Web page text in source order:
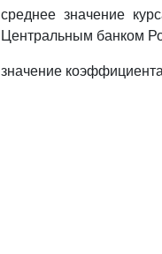
среднее значение
Центральным банком
значение